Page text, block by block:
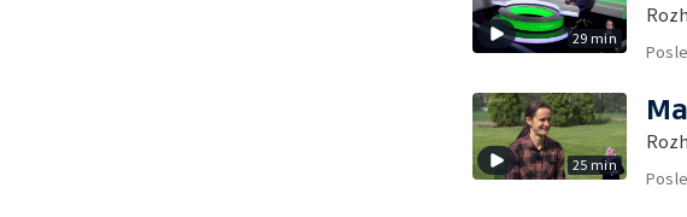
29 min
25 min